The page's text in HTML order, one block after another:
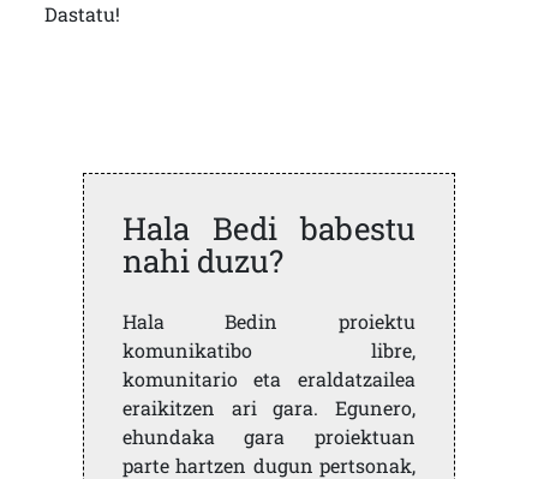
Dastatu!
Hala Bedi babestu
nahi duzu?
Hala Bedin proiektu
komunikatibo libre,
komunitario eta eraldatzailea
eraikitzen ari gara. Egunero,
ehundaka gara proiektuan
parte hartzen dugun pertsonak,